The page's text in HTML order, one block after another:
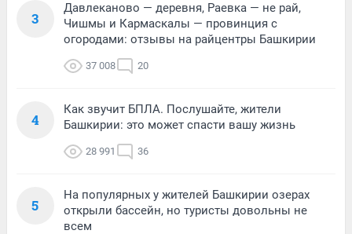
3
Давлеканово — деревня, Раевка — не рай,
Чишмы и Кармаскалы — провинция с
огородами: отзывы на райцентры Башкирии
37 008 20
4
Как звучит БПЛА. Послушайте, жители
Башкирии: это может спасти вашу жизнь
28 991 36
5
На популярных у жителей Башкирии озерах
открыли бассейн, но туристы довольны не
всем